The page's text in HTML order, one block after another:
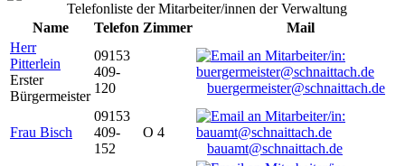
Telefonliste der Mitarbeiter/innen der Verwaltung
Name
Telefon Zimmer
Mail
Herr
Pitterlein
Erster
Bürgermeister
09153
409-
120
buergermeister@schnaittach.de
Frau Bisch
09153
409-
152
O 4
bauamt@schnaittach.de